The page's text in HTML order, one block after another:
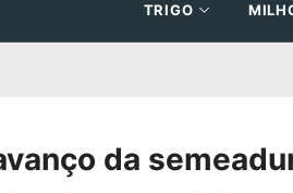
TRIGO
da